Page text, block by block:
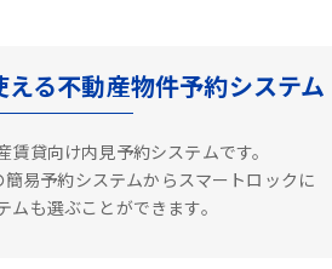
る不動産物件予約システム
貸向け内見予約システムです。
易予約システムからスマートロックに
も選ぶことができます。